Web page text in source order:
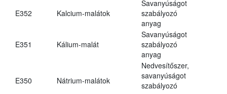
E352 Kalcium-malátok
Savanyúságot
szabályozó
anyag
E351 Kálium-malát
Savanyúságot
szabályozó
anyag
E350 Nátrium-malátok
Nedvesítőszer,
savanyúságot
szabályozó